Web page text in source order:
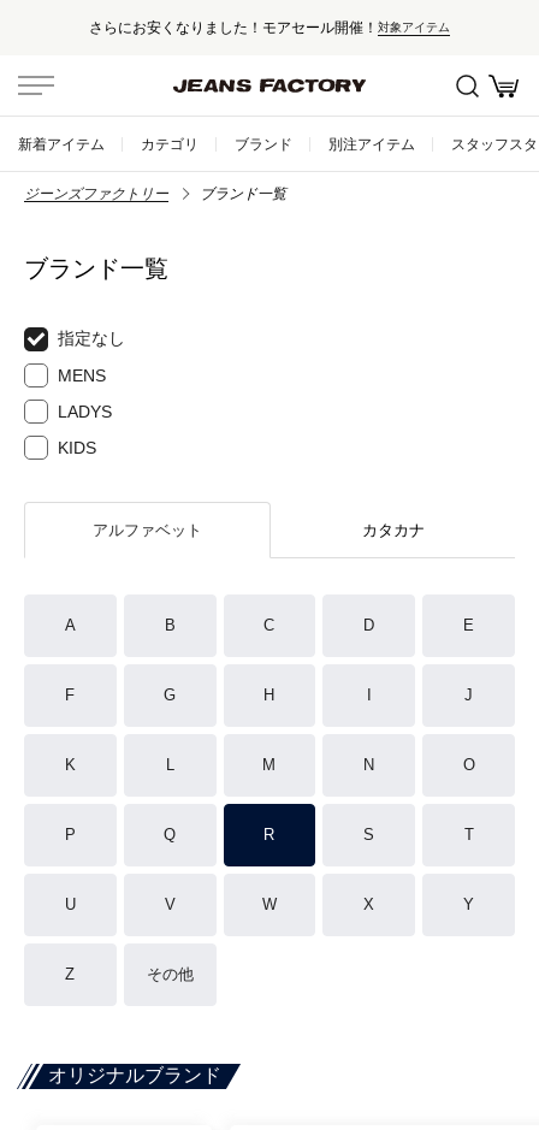
した！モアセール開催！対象アイテム
新着アイテム カテゴリ ブランド 別注アイテム スタッフス
ジーンズファクトリー ブランド一覧
ブランド一覧
指定なし
MENS
LADYS
KIDS
アルファベット カタカナ
A B C D E
F G H J
K L M N O
P Q R S T
U V W X Y
Z その他
オリジナルブランド